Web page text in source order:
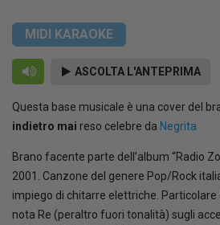
MIDI KARAOKE
ASCOLTA L'ANTEPRIMA
Questa base musicale è una cover del
indietro mai reso celebre da Negrita
Brano facente parte dell’album “Radio
2001. Canzone del genere Pop/Rock
impiego di chitarre elettriche.
nota Re (peraltro fuori tonalità) sugli